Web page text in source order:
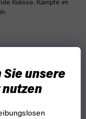
Sie unsere
nutzen
Kulisse. Kämpfe im